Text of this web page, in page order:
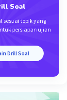
Soal
sesuai topik yang
persiapan ujian
Drill Soal